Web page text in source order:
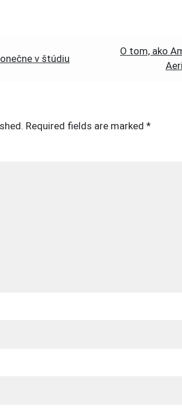
v štúdiu
O tom, ako
Required fields are marked *